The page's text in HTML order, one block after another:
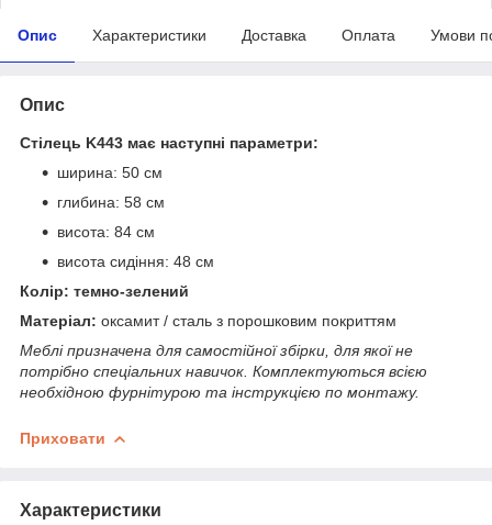
Опис Характеристики Доставка Оплата Умови
Опис
Стілець K443 має наступні параметри:
ширина: 50 см
глибина: 58 см
висота: 84 см
висота сидіння: 48 см
Колір: темно-зелений
Матеріал: оксамит / сталь з порошковим покриттям
Меблі призначена для самостійної збірки, для якої не
потрібно спеціальних навичок. Комплектуються всією
необхідною фурнітурою та інструкцією по монтажу.
Приховати
Характеристики